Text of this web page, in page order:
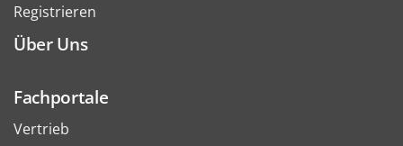
Registrieren
Über Uns
Fachportale
Vertrieb